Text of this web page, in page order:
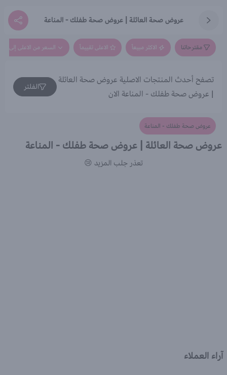
عروض صحة العائلة | عروض صحة طفلك - المناعة
مقترحاتنا الاكثر مبيعاً الاعلى تقييماً السعر من الاعلى إلى
تصفح أحدث المنتجات الاصلية عروض صحة العائلة
| عروض صحة طفلك - المناعة الان
الفلتر
عروض صحة طفلك - المناعة
عروض صحة العائلة | عروض صحة طفلك - المناعة
تعذر جلب المزيد 😢
آراء العملاء